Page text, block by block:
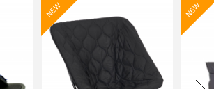
NEW NEW